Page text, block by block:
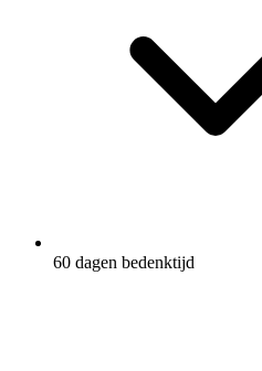
60 dagen bedenktijd